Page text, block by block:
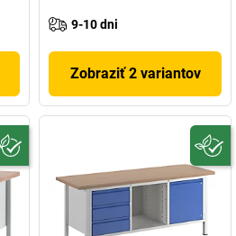
9-10 dni
Zobraziť 2 variantov